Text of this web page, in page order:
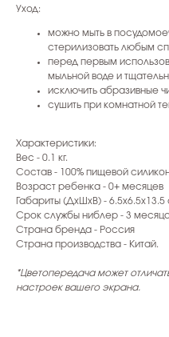
Уход:
можно мыть в
стерилизовать любым
перед первым
мыльной воде и
исключить абразивные
сушить при комнатной
Характеристики:
Вес - 0.1 кг.
Состав - 100% пищевой
Возраст ребенка - 0+ месяцев
Габариты (ДхШхВ) - 6.5x6.5x13.5
Срок службы ниблер - 3
Страна бренда - Россия
Страна производства - Китай.
*Цветопередача может
настроек вашего экрана.